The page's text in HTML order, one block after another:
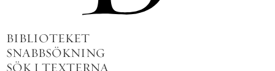
BIBLIOTEKET
SNABBSÖKNING
SÖK I TEXTERNA